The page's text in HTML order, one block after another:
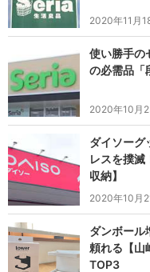
2020年11月
使い勝手の
の必需品「
2020年10月
ダイソーグ
レスを撲滅
収納】
2020年10月
ダンボール
頼れる【
TOP3